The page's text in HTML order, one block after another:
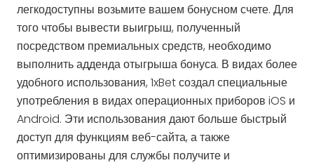
легкодоступны возьмите вашем бонусном счете. Для
того чтобы вывести выигрыш, полученный
посредством премиальных средств, необходимо
выполнить адденда отыгрыша бонуса. В видах более
удобного использования, 1xBet создал специальные
употребления в видах операционных приборов iOS и
Android. Эти использования дают больше быстрый
доступ для функциям веб-сайта, а также
оптимизированы для службы получите и